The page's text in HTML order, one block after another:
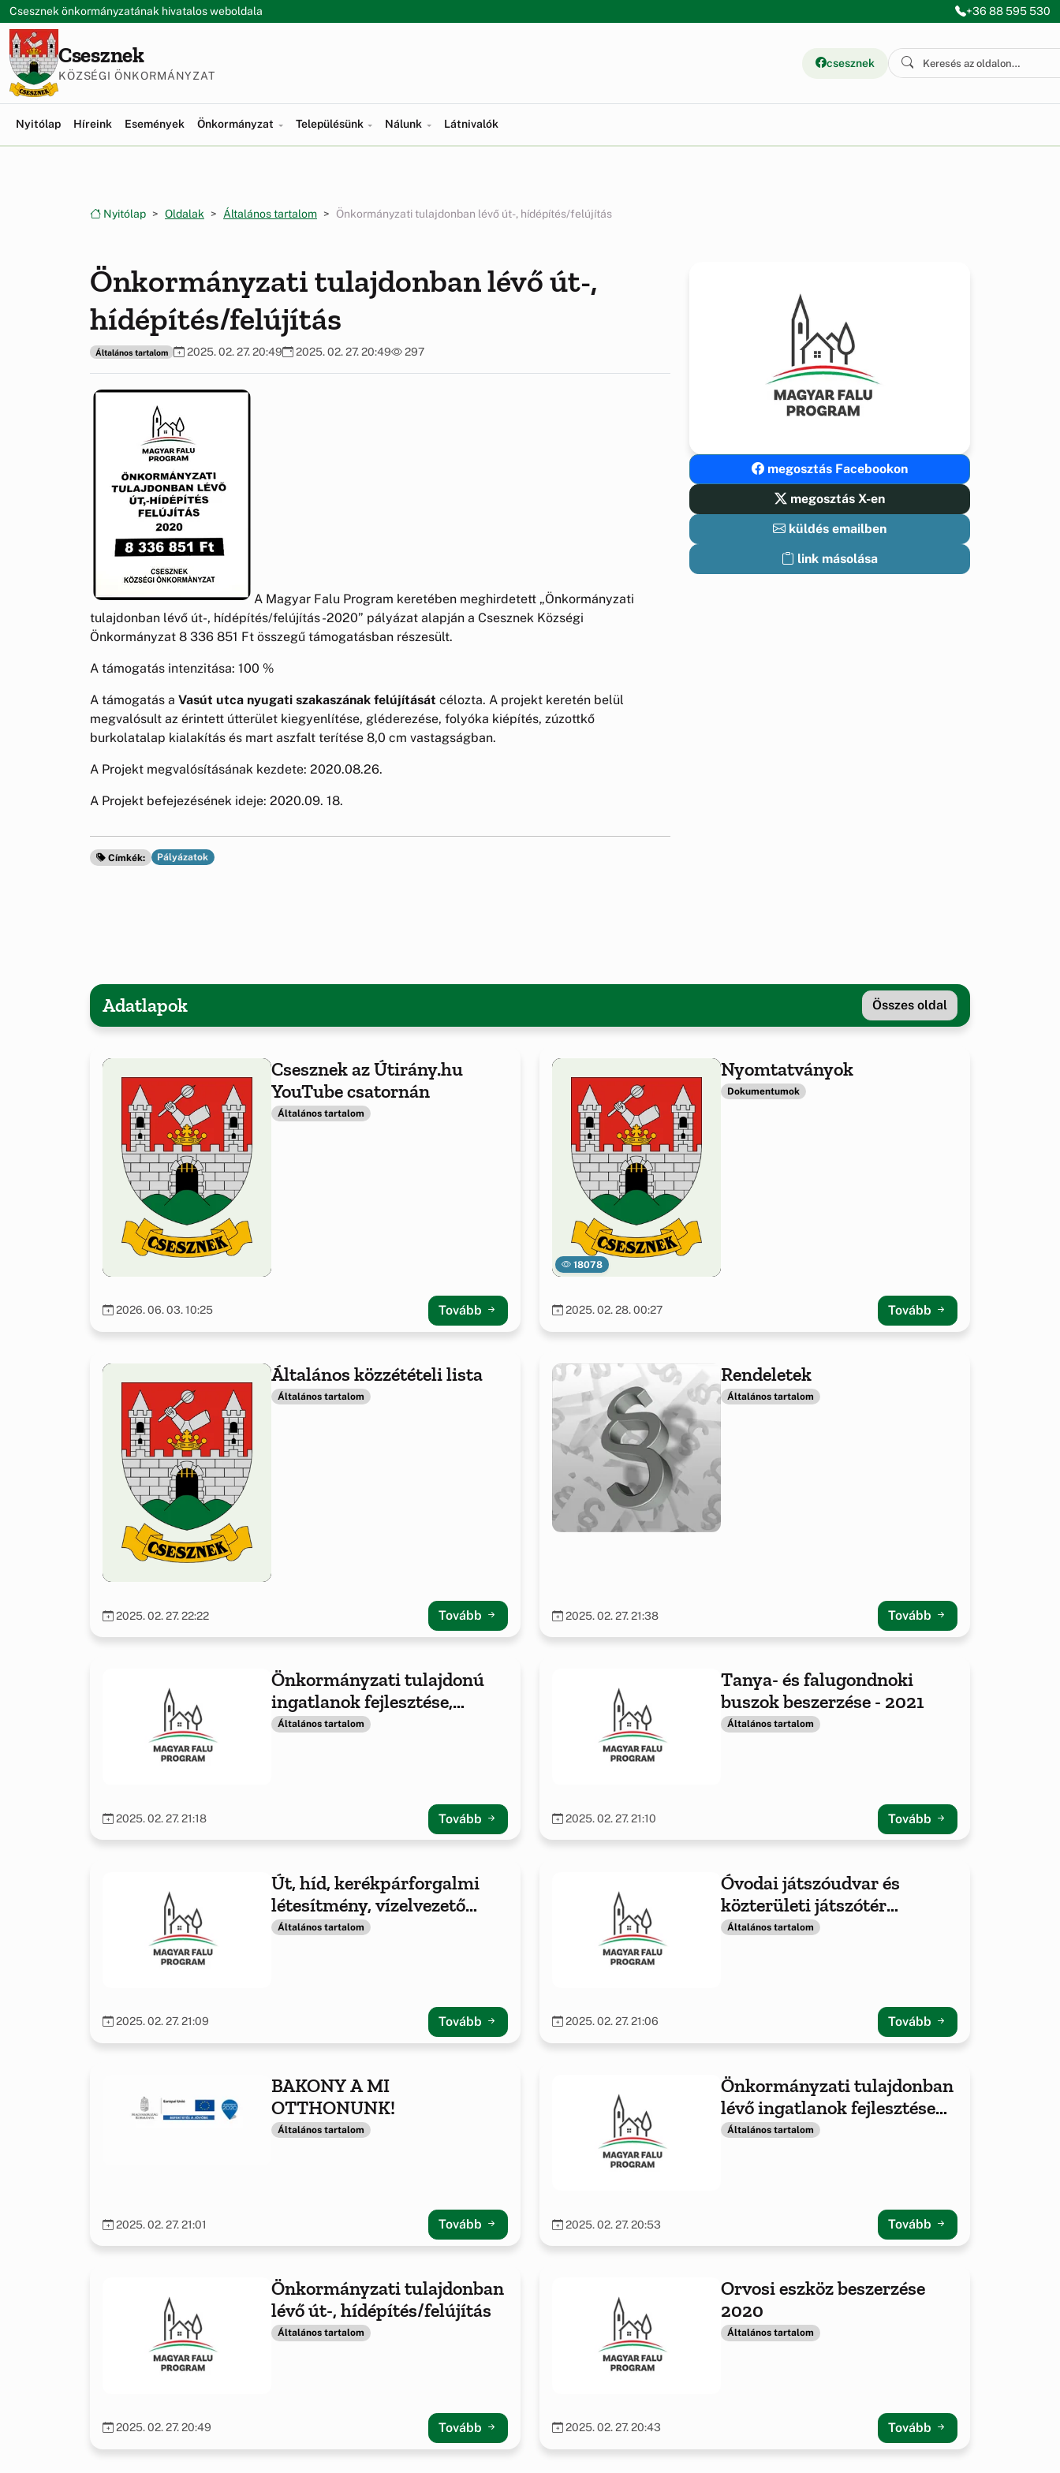
Ugrás a menüre
Ugrás a tartalomra
Csesznek önkormányzatának hivatalos weboldala +36 88 595 530
Csesznek
KÖZSÉGI ÖNKORMÁNYZAT
csesznek
Nyitólap Híreink Események Önkormányzat Településünk Nálunk Látnivalók
Nyitólap Oldalak Általános tartalom Önkormányzati tulajdonban lévő út-, hídépítés/felújítás
Önkormányzati tulajdonban lévő út-,
hídépítés/felújítás
Általános tartalom 2025. 02. 27. 20:49 2025. 02. 27. 20:49 297
A Magyar Falu Program keretében meghirdetett „Önkormányzati
tulajdonban lévő út-, hídépítés/felújítás -2020” pályázat alapján a Csesznek Községi
Önkormányzat 8 336 851 Ft összegű támogatásban részesült.
A támogatás intenzitása: 100 %
A támogatás a Vasút utca nyugati szakaszának felújítását célozta. A projekt keretén belül
megvalósult az érintett útterület kiegyenlítése, gléderezése, folyóka kiépítés, zúzottkő
burkolatalap kialakítás és mart aszfalt terítése 8,0 cm vastagságban.
A Projekt megvalósításának kezdete: 2020.08.26.
A Projekt befejezésének ideje: 2020.09. 18.
Címkék: Pályázatok
megosztás Facebookon
megosztás X-en
küldés emailben
link másolása
Adatlapok Összes oldal
Csesznek az Útirány.hu
YouTube csatornán
Általános tartalom
2026. 06. 03. 10:25 Tovább
18078
Nyomtatványok
Dokumentumok
2025. 02. 28. 00:27 Tovább
Általános közzétételi lista
Általános tartalom
2025. 02. 27. 22:22 Tovább
Rendeletek
Általános tartalom
2025. 02. 27. 21:38 Tovább
Önkormányzati tulajdonú
ingatlanok fejlesztése,
önkormányzati
Általános tartalom
2025. 02. 27. 21:18 Tovább
Tanya- és falugondnoki
buszok beszerzése - 2021
Általános tartalom
2025. 02. 27. 21:10 Tovább
Út, híd, kerékpárforgalmi
létesítmény, vízelvezető
rendszer építése / felújítása
Általános tartalom
2025. 02. 27. 21:09 Tovább
Óvodai játszóudvar és
közterületi játszótér
fejlesztése -2021
Általános tartalom
2025. 02. 27. 21:06 Tovább
BAKONY A MI
OTTHONUNK!
Általános tartalom
2025. 02. 27. 21:01 Tovább
Önkormányzati tulajdonban
lévő ingatlanok fejlesztése
-2021
Általános tartalom
2025. 02. 27. 20:53 Tovább
Önkormányzati tulajdonban
lévő út-, hídépítés/felújítás
Általános tartalom
2025. 02. 27. 20:49 Tovább
Orvosi eszköz beszerzése
2020
Általános tartalom
2025. 02. 27. 20:43 Tovább